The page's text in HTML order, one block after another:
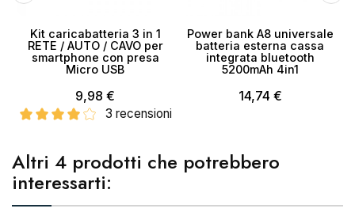
Kit caricabatteria 3 in 1
RETE / AUTO / CAVO per
smartphone con presa
Micro USB
9,98 €
3 recensioni
Power bank A8 universale
batteria esterna cassa
integrata bluetooth
5200mAh 4in1
14,74 €
Altri 4 prodotti che potrebbero
interessarti: